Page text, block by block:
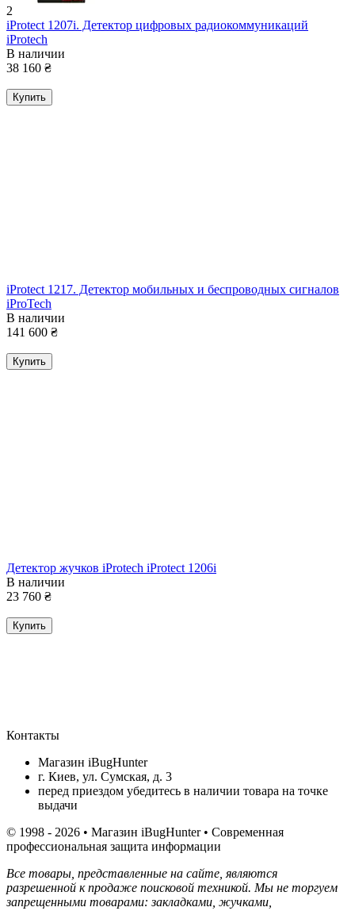
2
iProtect 1207i. Детектор цифровых радиокоммуникаций
iProtech
В наличии
38 160 ₴
Купить
iProtect 1217. Детектор мобильных и беспроводных сигналов
iProTech
В наличии
141 600 ₴
Купить
Детектор жучков iProtech iProtect 1206i
В наличии
23 760 ₴
Купить
Контакты
Магазин iBugHunter
г. Киев, ул. Сумская, д. 3
перед приездом убедитесь в наличии товара на точке
выдачи
© 1998 - 2026 • Магазин iBugHunter • Современная
профессиональная защита информации
Все товары, представленные на сайте, являются
разрешенной к продаже поисковой техникой. Мы не торгуем
запрещенными товарами: закладками, жучками,